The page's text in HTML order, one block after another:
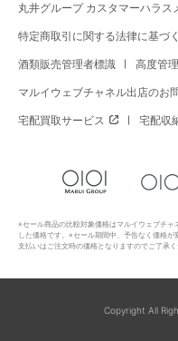
丸井グループ カスタマーハラス
特定商取引に関する法律に基づ
酒類販売管理者標識 高度管
マルイウェブチャネル出店のお
宅配買取サービス 宅配収
※セール商品の比較対象価格はマルイウェブチ
した価格です。※セール期間中、予告なく価格
支払いはご注文時の価格となりますのでご了承く
Copyright All